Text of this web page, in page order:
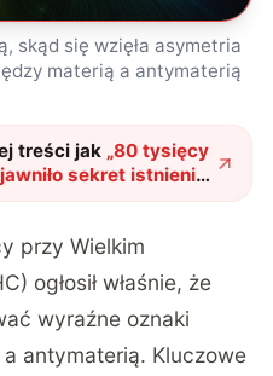
skąd się wzięła asymetria
materią a antymaterią
treści jak „80 tysięcy
sekret istnienia
zaobserwowali
przy Wielkim
ogłosił właśnie, że
wyraźne oznaki
antymaterią. Kluczowe